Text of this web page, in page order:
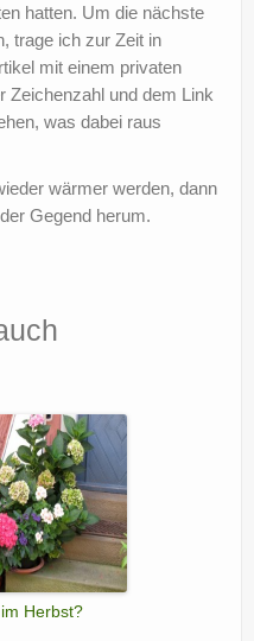
hatten. Um die nächste
trage ich zur Zeit in
mit einem privaten
Zeichenzahl und dem Link
was dabei raus
wärmer werden, dann
Gegend herum.
Herbst?